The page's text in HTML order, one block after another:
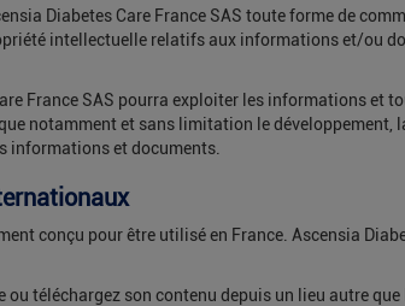
Diabetes Care France SAS toute forme de
intellectuelle relatifs aux informations et/ou
France SAS pourra exploiter les informations
notamment et sans limitation le
informations et documents.
conçu pour être utilisé en France. Ascensia
ou téléchargez son contenu depuis un lieu autre